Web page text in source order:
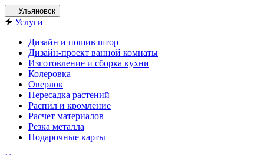
Ульяновск
Услуги
Дизайн и пошив штор
Дизайн-проект ванной комнаты
Изготовление и сборка кухни
Колеровка
Оверлок
Пересадка растений
Распил и кромление
Расчет материалов
Резка металла
Подарочные карты